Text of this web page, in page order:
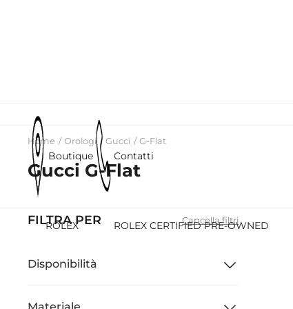
Boutique Contatti
ROLEX ROLEX CERTIFIED PRE-OWNED
Home Orologi Gucci G-Flat
Gucci G-Flat
FILTRA PER Cancella filtri
Disponibilità